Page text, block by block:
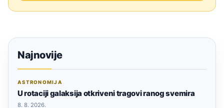
Najnovije
ASTRONOMIJA
U rotaciji galaksija otkriveni tragovi ranog svemira
8. 8. 2026.